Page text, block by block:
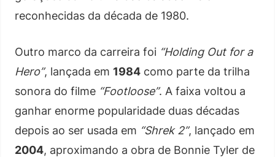
reconhecidas da década de 1980.
Outro marco da carreira foi “Holding Out for a
Hero”, lançada em 1984 como parte da trilha
sonora do filme “Footloose”. A faixa voltou a
ganhar enorme popularidade duas décadas
depois ao ser usada em “Shrek 2”, lançado em
2004, aproximando a obra de Bonnie Tyler de